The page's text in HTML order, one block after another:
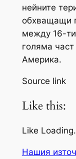
нейните
обхващащи
между 16-
голяма
Америка.
Source link
Like this:
Like
Нашия